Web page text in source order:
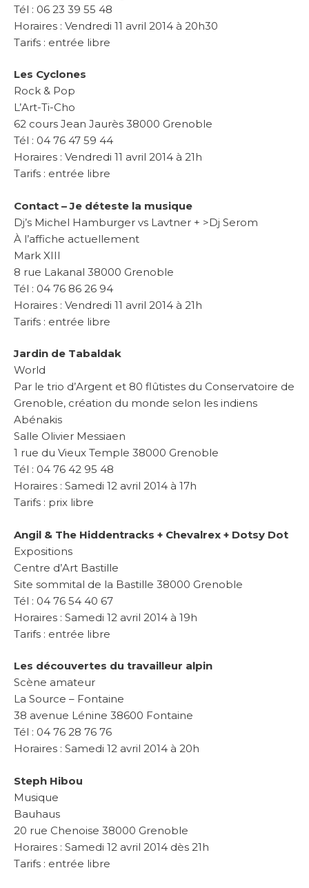
Tél : 06 23 39 55 48
Horaires : Vendredi 11 avril 2014 à 20h30
Tarifs : entrée libre
Les Cyclones
Rock & Pop
L’Art-Ti-Cho
62 cours Jean Jaurès 38000 Grenoble
Tél : 04 76 47 59 44
Horaires : Vendredi 11 avril 2014 à 21h
Tarifs : entrée libre
Contact – Je déteste la musique
Dj’s Michel Hamburger vs Lavtner + >Dj Serom
À l’affiche actuellement
Mark XIII
8 rue Lakanal 38000 Grenoble
Tél : 04 76 86 26 94
Horaires : Vendredi 11 avril 2014 à 21h
Tarifs : entrée libre
Jardin de Tabaldak
World
Par le trio d’Argent et 80 flûtistes du Conservatoire de
Grenoble, création du monde selon les indiens
Abénakis
Salle Olivier Messiaen
1 rue du Vieux Temple 38000 Grenoble
Tél : 04 76 42 95 48
Horaires : Samedi 12 avril 2014 à 17h
Tarifs : prix libre
Angil & The Hiddentracks + Chevalrex + Dotsy Dot
Expositions
Centre d’Art Bastille
Site sommital de la Bastille 38000 Grenoble
Tél : 04 76 54 40 67
Horaires : Samedi 12 avril 2014 à 19h
Tarifs : entrée libre
Les découvertes du travailleur alpin
Scène amateur
La Source – Fontaine
38 avenue Lénine 38600 Fontaine
Tél : 04 76 28 76 76
Horaires : Samedi 12 avril 2014 à 20h
Steph Hibou
Musique
Bauhaus
20 rue Chenoise 38000 Grenoble
Horaires : Samedi 12 avril 2014 dès 21h
Tarifs : entrée libre